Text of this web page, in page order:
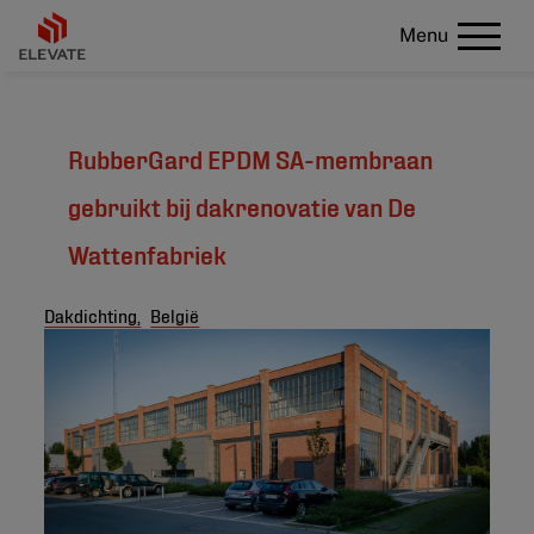
Menu
RubberGard EPDM SA-membraan
gebruikt bij dakrenovatie van De
Wattenfabriek
Dakdichting, België